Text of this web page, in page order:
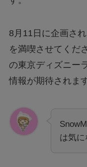
8月11日に企画さ
を満喫させてくだ
の東京ディズニー
情報が期待されます
は気に